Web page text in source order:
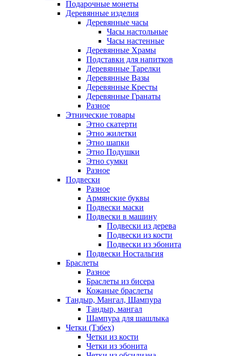
Подарочные монеты
Деревянные изделия
Деревянные часы
Часы настольные
Часы настенные
Деревянные Храмы
Подставки для напитков
Деревянные Тарелки
Деревянные Вазы
Деревянные Кресты
Деревянные Гранаты
Разное
Этнические товары
Этно скатерти
Этно жилетки
Этно шапки
Этно Подушки
Этно сумки
Разное
Подвески
Разное
Армянские буквы
Подвески маски
Подвески в машину
Подвески из дерева
Подвески из кости
Подвески из эбонита
Подвески Ностальгия
Браслеты
Разное
Браслеты из бисера
Кожаные браслеты
Тандыр, Мангал, Шампура
Тандыр, мангал
Шампура для шашлыка
Четки (Тзбех)
Четки из кости
Четки из эбонита